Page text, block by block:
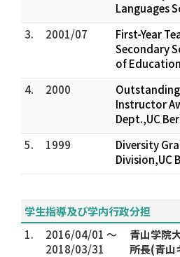
Languages
3.
2001/07
First-Year
Secondary
of Education
4.
2000
Instructor
Dept.,UC
5.
1999
Diversity
Division,UC
学生指導及び学内行政分担
1.
2016/04/01 ～
2018/03/31
青山学院
所長(青山